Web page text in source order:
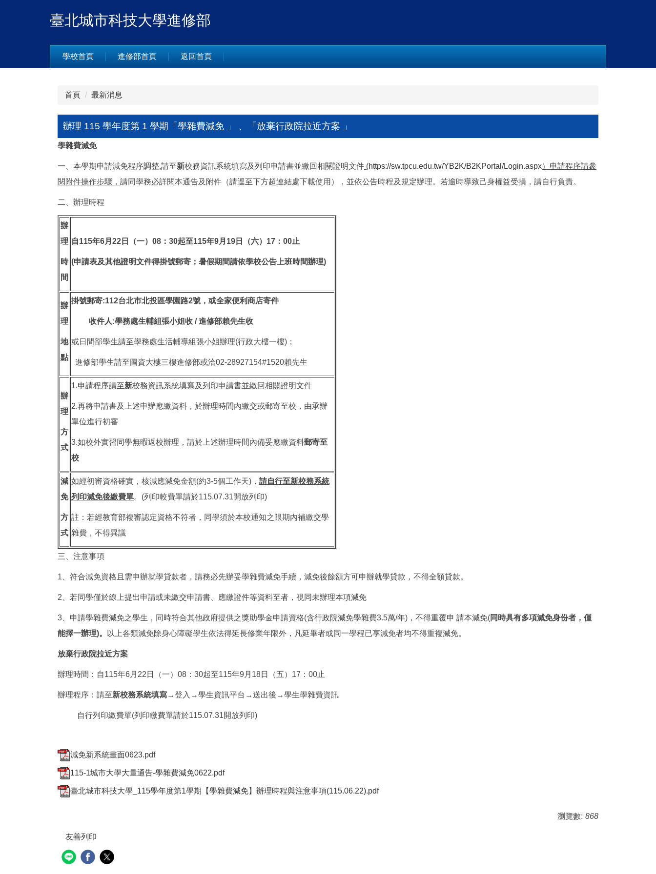
容
臺北城市科技大學進修部
學校首頁 進修部首頁 返回首頁
首頁 最新消息
辦理 115 學年度第 1 學期「學雜費減免 」 、「放棄行政院拉近方案 」
學雜費減免
一、本學期申請減免程序調整,請至新校務資訊系統填寫及列印申請書並繳回相關證明文件 (https://sw.tpcu.edu.tw/YB2K/B2KPortal/Login.aspx）申請程序請參
閱附件操作步驟 ， 請同學務必詳閱本通告及附件（請逕至下方超連結處下載使用），並依公告時程及規定辦理。若逾時導致己身權益受損，請自行負責。
二、辦理時程
辦
理
時
間
自115年6月 22 日（一） 08 ： 30起至115年9月 19 日（六） 17 ： 00止
(申請表及其他證明文件得掛號郵寄；暑假期間請依學校公告上班時間辦理)
辦
理
地
點
掛號郵寄:112台北市北投區學園路2號，或全家便利商店寄件
收件人:學務處生輔組張小姐收 /進修部賴先生收
或日間部學生請至學務處生活輔導組張小姐辦理(行政大樓一樓)；
進修部學生請至圖資大樓三樓進修部或洽02-28927154#1520賴先生
辦
理
方
式
1.申請程序請至新校務資訊系統填寫及列印申請書並繳回相關證明文件
2.再將申請書及上述申辦應繳資料，於辦理時間內繳交或郵寄至校，由承辦
單位進行初審
3.如校外實習同學無暇返校辦理，請於上述辦理時間內備妥應繳資料郵寄至
校
減
免
方
式
如經初審資格確實，核減應減免金額(約3-5個工作天)， 請自行至新校務系統
列印減免後繳費單。(列印較費單請於115.07.31開放列印)
註：若經教育部複審認定資格不符者，同學須於本校通知之限期內補繳交學
雜費，不得異議
三、注意事項
1、符合減免資格且需申辦就學貸款者，請務必先辦妥學雜費減免手續，減免後餘額方可申辦就學貸款，不得全額貸款。
2、若同學僅於線上提出申請或未繳交申請書、應繳證件等資料至者，視同未辦理本項減免
3、申請學雜費減免之學生，同時符合其他政府提供之獎助學金申請資格(含行政院減免學雜費3.5萬/年)，不得重覆申 請本減免(同時具有多項減免身份者，僅
能擇一辦理)。 以上各類減免除身心障礙學生依法得延長修業年限外，凡延畢者或同一學程已享減免者均不得重複減免。
放棄行政院拉近方案
辦理時間：自115年6月22日（一）08：30起至115年9月18日（五）17：00止
辦理程序：請至新校務系統填寫→登入 →學生資訊平台 →送出後 →學生學雜費資訊
自行列印繳費單(列印繳費單請於115.07.31開放列印)
減免新系統畫面0623.pdf
115-1城市大學大量通告-學雜費減免0622.pdf
臺北城市科技大學_115學年度第1學期【學雜費減免】辦理時程與注意事項(115.06.22).pdf
瀏覽數: 868
友善列印